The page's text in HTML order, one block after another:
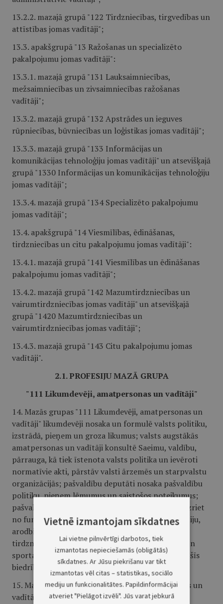
13.2.2. mazajā grupā "122 Tirdzniecības, tirgvedības un
attīstības jomas vadītāji";
13.3. apakšgrupā "13 Ražošanas un specializēto
pakalpojumu jomas vadītāji":
13.3.1. mazajā grupā "131 Lauksaimniecības,
mežsaimniecības un zivsaimniecības ražošanas
vadītāji";
13.3.2. mazajā grupā "132 Apstrādes un ieguves
rūpniecības, būvniecības un loģistikas jomas vadītāji";
13.3.3. mazajā grupā "133 Informācijas un
komunikācijas tehnoloģiju jomas vadītāji" un atsevišķajā
grupā "1330 Informācijas un komunikācijas tehnoloģiju
jomas vadītāji";
13.3.4. mazajā grupā "134 Specializēto pakalpojumu
jomas vadītāji";
13.4. apakšgrupā "14 Viesmīlības, ēdināšanas,
tirdzniecības un citu pakalpojumu jomas vadītāji":
13.4.1. mazajā grupā "141 Viesmīlības un ēdināšanas
pakalpojumu jomas vadītāji";
13.4.2. mazajā grupā "142 Mazumtirdzniecības un
vairumtirdzniecības jomas vadītāji" un atsevišķajā
grupā "1420 Mazumtirdzniecības un
vairumtirdzniecības jomas vadītāji";
13.4.3. mazajā grupā "143 Citu pakalpojumu jomas
vadītāji".
2.1. PROFESIJU MAZĀ GRUPA
"111 Likumdevēji, amatpersonas un vadītāji"
14. Mazās grupas "111 Likumdevēji, amatpersonas un
vadītāji" likumdevēji nosaka un formulē valsts politiku,
izstrādā, pieņem un groza likumus; valsts augstākās
amatpersonas un vadītāji konsultē Saeimu, valdību,
pārrauga, kā tiek īstenota valsts politika un ievēroti
normatīvie akti, pārstāv valsti ārzemēs un starpvalstu
organizācijās; pašvaldību deputāti nosaka pašvaldību
politiku, pieņem lēmumus un saistošos noteikumus;
pašvaldību vadītāji veic dažādus uzdevumus, kas izriet
no funkciju sadales valsts pārvaldē; politisko partiju,
arodbiedrību, komercsabiedrību, rūpniecības un
tirdzniecības asociāciju, humanitāro, žēlsirdības un
sporta biedrību un nodibinājumu vadītāji pārstāv šīs
biedrības un nodibinājumus un darbojas to vārdā.
15. Mazās grupas "111 Likumdevēji, amatpersonas un
vadītāji" profesijas klasificētas:
Vietnē izmantojam sīkdatnes
Lai vietne pilnvērtīgi darbotos, tiek
izmantotas nepieciešamās (obligātās)
sīkdatnes. Ar Jūsu piekrišanu var tikt
izmantotas vēl citas – statistikas, sociālo
mediju un funkcionalitātes. Papildinformācijai
atveriet "Pielāgot izvēli". Jūs varat jebkurā